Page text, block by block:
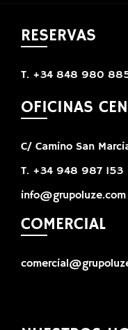
RESERVAS
T. +34 848 980
OFICINAS
C/ Camino San
T. +34 948 987 153
info@grupoluze.com
COMERCIAL